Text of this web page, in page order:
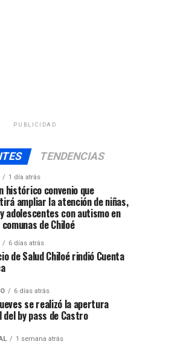
PUBLICIDAD
TENDENCIAS
1 día atrás
histórico convenio que
ampliar la atención de niñas,
adolescentes con autismo en
de Chiloé
6 días atrás
de Salud Chiloé rindió Cuenta
6 días atrás
se realizó la apertura
by pass de Castro
1 semana atrás